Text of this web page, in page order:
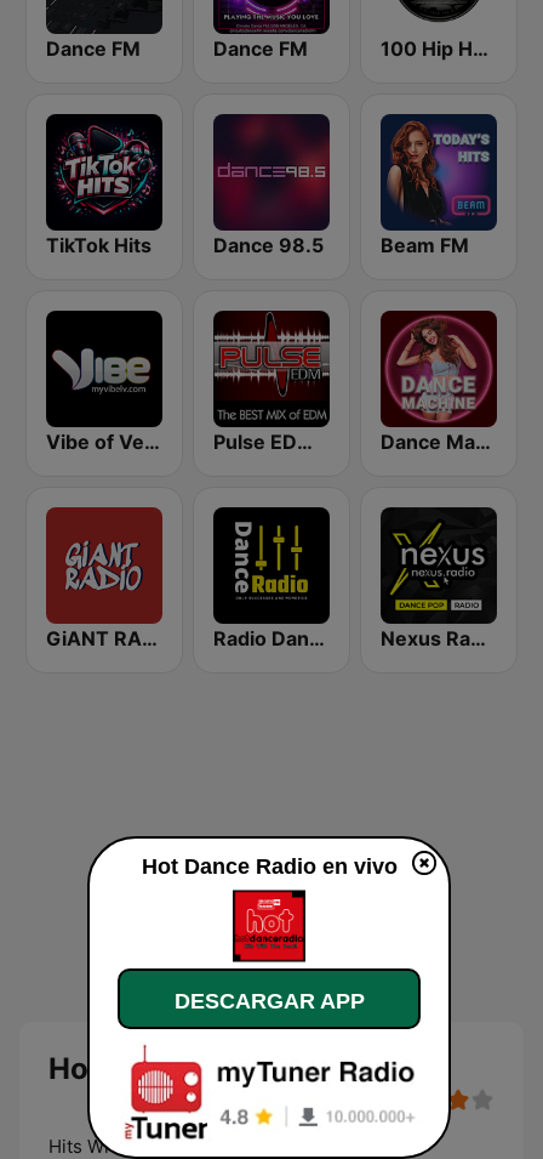
Dance FM Dance FM 100 Hip Hop and RNB FM
TikTok Hits Dance 98.5 Beam FM
Vibe of Vegas Pulse EDM Dance Music Dance Machine
GiANT RADiO Radio Dance USA Nexus Radio Dance
Hot Dance Radio
Hits With The Beat!
Hot Dance Radio en vivo
DESCARGAR APP